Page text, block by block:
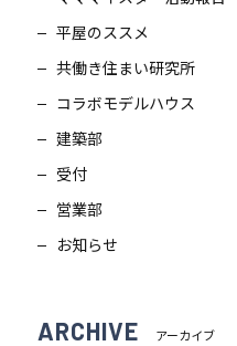
ソーシャルメディアポリシー
サイトマップ
平屋のススメ
共働き住まい研究所
コラボモデルハウス
建築部
受付
営業部
お知らせ
ARCHIVE アーカイブ